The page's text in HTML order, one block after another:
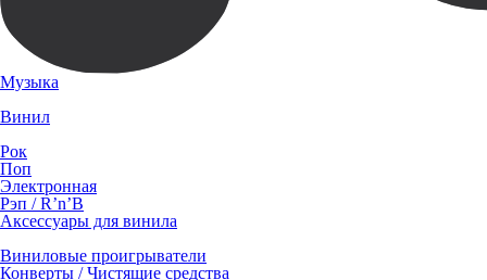
Музыка
Винил
Рок
Поп
Электронная
Рэп / R’n’B
Аксессуары для винила
Виниловые проигрыватели
Конверты / Чистящие средства